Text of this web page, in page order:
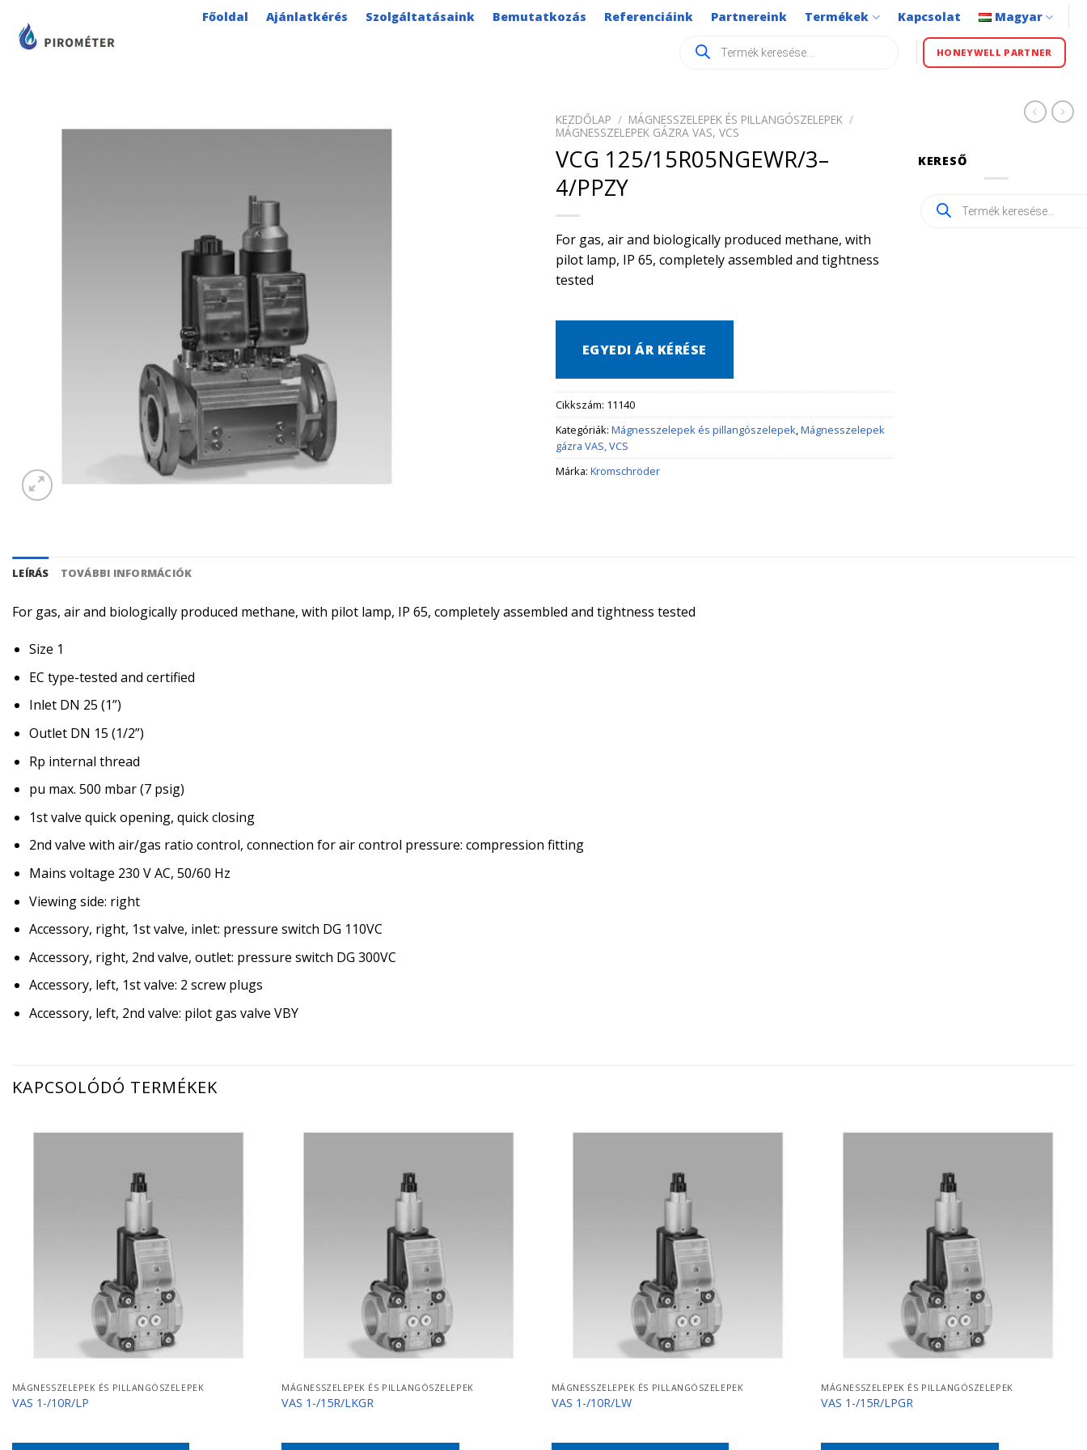
content
Főoldal Ajánlatkérés Szolgáltatásaink Bemutatkozás Referenciáink Partnereink Termékek Kapcsolat Magyar
search HONEYWELL PARTNER
KEZDŐLAP / MÁGNESSZELEPEK ÉS PILLANGÓSZELEPEK /
MÁGNESSZELEPEK GÁZRA VAS, VCS
VCG 125/15R05NGEWR/3–
4/PPZY
For gas, air and biologically produced methane, with
pilot lamp, IP 65, completely assembled and tightness
tested
EGYEDI ÁR KÉRÉSE
Cikkszám: 11140
Kategóriák: Mágnesszelepek és pillangószelepek Mágnesszelepek
gázra VAS, VCS
Márka: Kromschröder
KERESŐ
Products
search
LEÍRÁS TOVÁBBI INFORMÁCIÓK
For gas, air and biologically produced methane, with pilot lamp, IP 65, completely assembled and tightness tested
Size 1
EC type-tested and certified
Inlet DN 25 (1”)
Outlet DN 15 (1/2”)
Rp internal thread
pu max. 500 mbar (7 psig)
1st valve quick opening, quick closing
2nd valve with air/gas ratio control, connection for air control pressure: compression fitting
Mains voltage 230 V AC, 50/60 Hz
Viewing side: right
Accessory, right, 1st valve, inlet: pressure switch DG 110VC
Accessory, right, 2nd valve, outlet: pressure switch DG 300VC
Accessory, left, 1st valve: 2 screw plugs
Accessory, left, 2nd valve: pilot gas valve VBY
KAPCSOLÓDÓ TERMÉKEK
MÁGNESSZELEPEK ÉS PILLANGÓSZELEPEK
VAS 1-/10R/LP
MÁGNESSZELEPEK ÉS PILLANGÓSZELEPEK
VAS 1-/15R/LKGR
MÁGNESSZELEPEK ÉS PILLANGÓSZELEPEK
VAS 1-/10R/LW
MÁGNESSZELEPEK ÉS PILLANGÓSZELEPEK
VAS 1-/15R/LPGR